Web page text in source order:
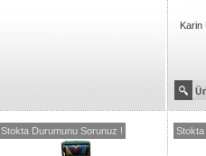
Karin
Stokta Durumunu Sorunuz !